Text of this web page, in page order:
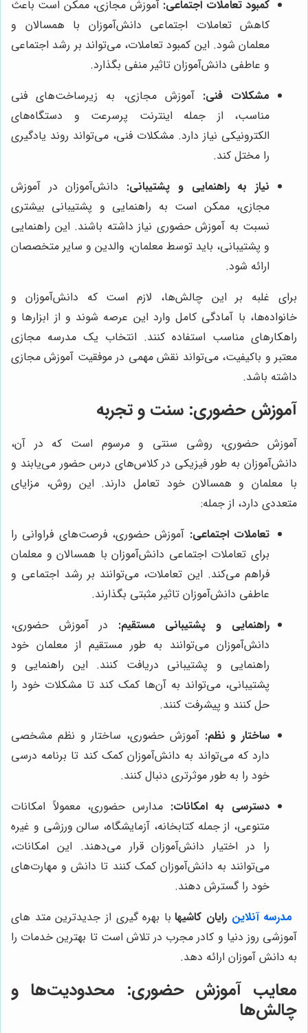
کمبود تعاملات اجتماعی: آموزش مجازی، ممکن است باعث
کاهش تعاملات اجتماعی دانش‌آموزان با همسالان و
معلمان شود. این کمبود تعاملات، می‌تواند بر رشد اجتماعی
و عاطفی دانش‌آموزان تاثیر منفی بگذارد.
مشکلات فنی: آموزش مجازی، به زیرساخت‌های فنی
مناسب، از جمله اینترنت پرسرعت و دستگاه‌های
الکترونیکی نیاز دارد. مشکلات فنی، می‌تواند روند یادگیری
را مختل کند.
نیاز به راهنمایی و پشتیبانی: دانش‌آموزان در آموزش
مجازی، ممکن است به راهنمایی و پشتیبانی بیشتری
نسبت به آموزش حضوری نیاز داشته باشند. این راهنمایی
و پشتیبانی، باید توسط معلمان، والدین و سایر متخصصان
ارائه شود.
برای غلبه بر این چالش‌ها، لازم است که دانش‌آموزان و
خانواده‌ها، با آمادگی کامل وارد این عرصه شوند و از ابزارها و
راهکارهای مناسب استفاده کنند. انتخاب یک مدرسه مجازی
معتبر و باکیفیت، می‌تواند نقش مهمی در موفقیت آموزش مجازی
داشته باشد.
آموزش حضوری: سنت و تجربه
آموزش حضوری، روشی سنتی و مرسوم است که در آن،
دانش‌آموزان به طور فیزیکی در کلاس‌های درس حضور می‌یابند و
با معلمان و همسالان خود تعامل دارند. این روش، مزایای
متعددی دارد، از جمله:
تعاملات اجتماعی: آموزش حضوری، فرصت‌های فراوانی را
برای تعاملات اجتماعی دانش‌آموزان با همسالان و معلمان
فراهم می‌کند. این تعاملات، می‌توانند بر رشد اجتماعی و
عاطفی دانش‌آموزان تاثیر مثبتی بگذارند.
راهنمایی و پشتیبانی مستقیم: در آموزش حضوری،
دانش‌آموزان می‌توانند به طور مستقیم از معلمان خود
راهنمایی و پشتیبانی دریافت کنند. این راهنمایی و
پشتیبانی، می‌تواند به آن‌ها کمک کند تا مشکلات خود را
حل کنند و پیشرفت کنند.
ساختار و نظم: آموزش حضوری، ساختار و نظم مشخصی
دارد که می‌تواند به دانش‌آموزان کمک کند تا برنامه درسی
خود را به طور موثرتری دنبال کنند.
دسترسی به امکانات: مدارس حضوری، معمولاً امکانات
متنوعی، از جمله کتابخانه، آزمایشگاه، سالن ورزشی و غیره
را در اختیار دانش‌آموزان قرار می‌دهند. این امکانات،
می‌توانند به دانش‌آموزان کمک کنند تا دانش و مهارت‌های
خود را گسترش دهند.
مدرسه آنلاین رایان کاشیهابا بهره گیری از جدیدترین متد های
آموزشی روز دنیا و کادر مجرب در تلاش است تا بهترین خدمات را
به دانش آموزان ارائه دهد.
معایب آموزش حضوری: محدودیت‌ها و
چالش‌ها